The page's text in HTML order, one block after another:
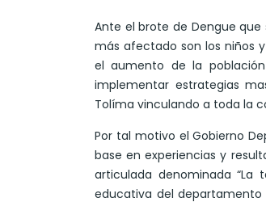
Ante el brote de Dengue
más afectado son los niños
el aumento de la
implementar estrategias
Tolíma vinculando a toda la
Por tal motivo el Gobierno
base en experiencias y
articulada denominada
educativa del departamento